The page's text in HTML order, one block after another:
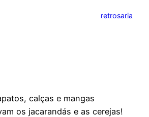
retrosaria
calças e mangas
os jacarandás e as cerejas!